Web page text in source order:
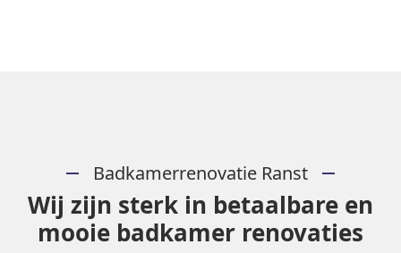
Badkamerrenovatie Ranst
Wij zijn sterk in betaalbare en
mooie badkamer renovaties